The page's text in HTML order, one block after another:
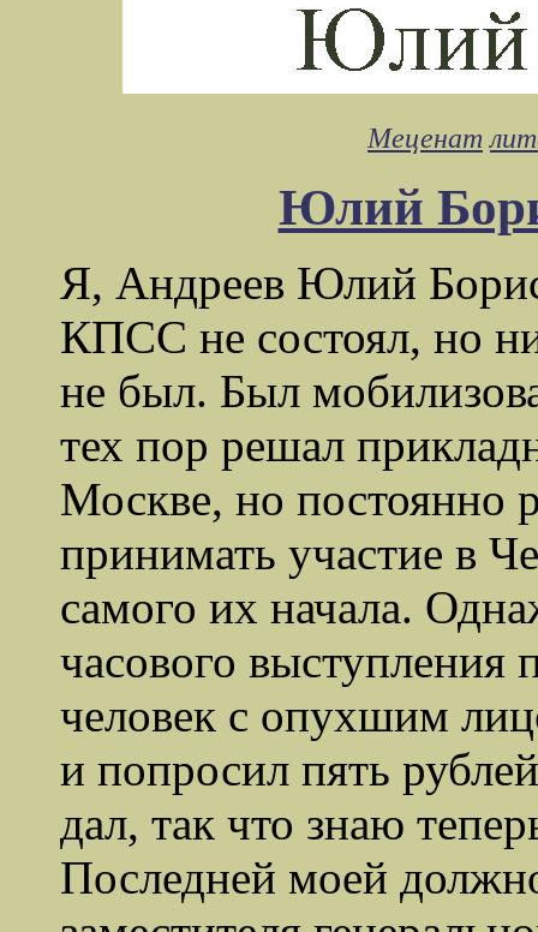
Меценат
Юлий
Я, Андреев Юлий
КПСС не состоял, но
не был. Был
тех пор решал
Москве, но постоянно
принимать участие в
самого их начала.
часового выступления
человек с опухшим
и попросил пять
дал, так что знаю
Последней моей